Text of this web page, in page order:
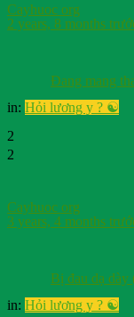
Cayhuoc org
2 years, 8 months
Đang mang
in: Hỏi lương y ? ☯️
2
2
Cayhuoc org
3 years, 4 months
Bị đau dạ dày
in: Hỏi lương y ? ☯️